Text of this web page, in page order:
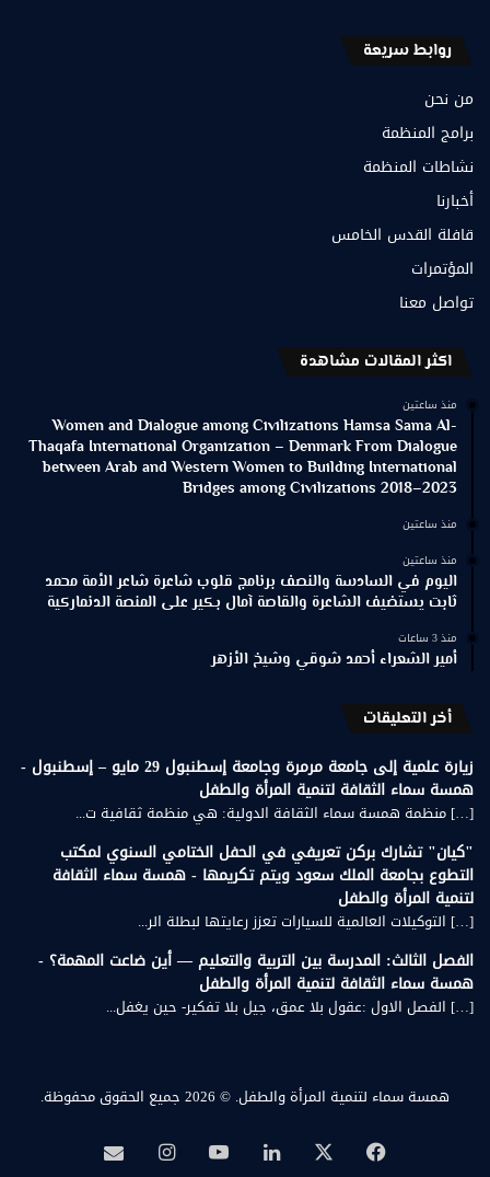
روابط سريعة
من نحن
برامج المنظمة
نشاطات المنظمة
أخبارنا
قافلة القدس الخامس
المؤتمرات
تواصل معنا
اكثر المقالات مشاهدة
منذ ساعتين
Women and Dialogue among Civilizations Hamsa Sama Al-
Thaqafa International Organization – Denmark From Dialogue
between Arab and Western Women to Building International
Bridges among Civilizations 2018–2023
منذ ساعتين
منذ ساعتين
اليوم في السادسة والنصف برنامج قلوب شاعرة شاعر الأمة محمد
ثابت يستضيف الشاعرة والقاصة آمال بكير على المنصة الدنماركية
منذ 3 ساعات
أمير الشعراء أحمد شوقي وشيخ الأزهر
أخر التعليقات
زيارة علمية إلى جامعة مرمرة وجامعة إسطنبول 29 مايو – إسطنبول -
همسة سماء الثقافة لتنمية المرأة والطفل
[…] منظمة همسة سماء الثقافة الدولية: هي منظمة ثقافية ت...
"كيان" تشارك بركن تعريفي في الحفل الختامي السنوي لمكتب
التطوع بجامعة الملك سعود ويتم تكريمها - همسة سماء الثقافة
لتنمية المرأة والطفل
[…] التوكيلات العالمية للسيارات تعزز رعايتها لبطلة الر...
الفصل الثالث: المدرسة بين التربية والتعليم — أين ضاعت المهمة؟ -
همسة سماء الثقافة لتنمية المرأة والطفل
[…] الفصل الاول :عقول بلا عمق، جيل بلا تفكير- حين يغفل...
همسة سماء لتنمية المرأة والطفل. © 2026 جميع الحقوق محفوظة.
فيسبوك لينكدإن‫YouTubeانستقرامبريد